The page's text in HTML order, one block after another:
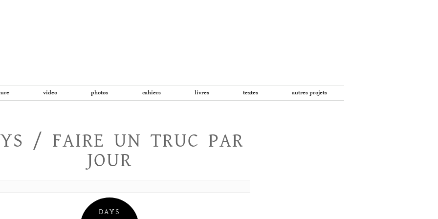
video photos cahiers livres textes autres projets
/ FAIRE UN TRUC PAR
JOUR
DAYS